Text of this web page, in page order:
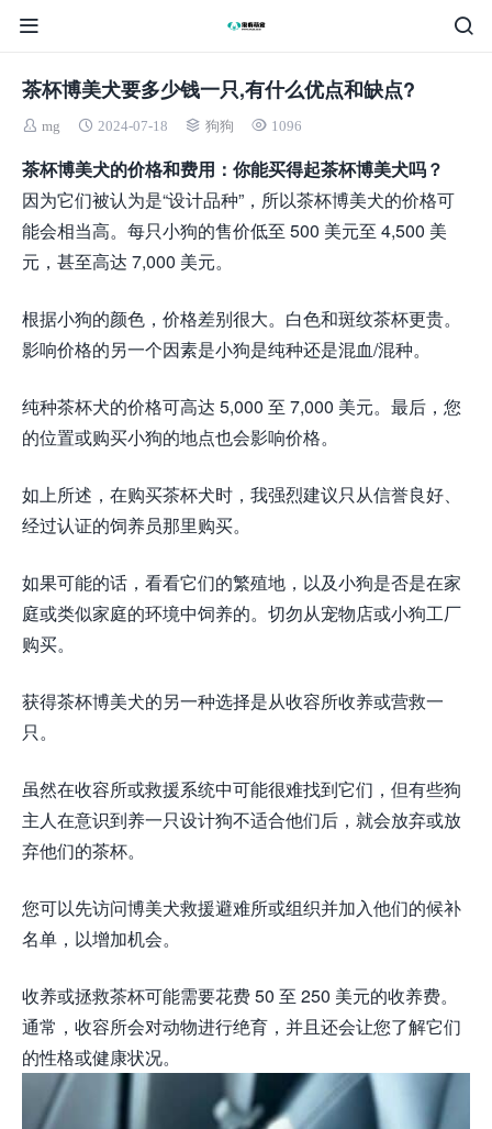
茶杯博美犬要多少钱一只,有什么优点和缺点?
mg 2024-07-18 狗狗 1096
茶杯博美犬的价格和费用：你能买得起茶杯博美犬吗？
因为它们被认为是“设计品种”，所以茶杯博美犬的价格可
能会相当高。每只小狗的售价低至 500 美元至 4,500 美
元，甚至高达 7,000 美元。
根据小狗的颜色，价格差别很大。白色和斑纹茶杯更贵。
影响价格的另一个因素是小狗是纯种还是混血/混种。
纯种茶杯犬的价格可高达 5,000 至 7,000 美元。最后，您
的位置或购买小狗的地点也会影响价格。
如上所述，在购买茶杯犬时，我强烈建议只从信誉良好、
经过认证的饲养员那里购买。
如果可能的话，看看它们的繁殖地，以及小狗是否是在家
庭或类似家庭的环境中饲养的。切勿从宠物店或小狗工厂
购买。
获得茶杯博美犬的另一种选择是从收容所收养或营救一
只。
虽然在收容所或救援系统中可能很难找到它们，但有些狗
主人在意识到养一只设计狗不适合他们后，就会放弃或放
弃他们的茶杯。
您可以先访问博美犬救援避难所或组织并加入他们的候补
名单，以增加机会。
收养或拯救茶杯可能需要花费 50 至 250 美元的收养费。
通常，收容所会对动物进行绝育，并且还会让您了解它们
的性格或健康状况。